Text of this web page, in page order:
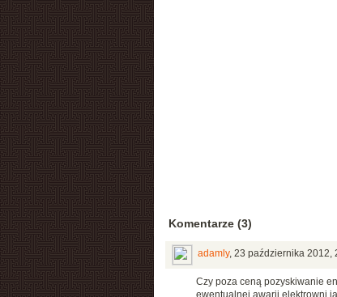
Komentarze (3)
adamly, 23 października 2012,
Czy poza ceną pozyskiwanie
ewentualnej awarii elektrowni